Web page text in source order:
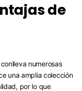
de
numerosas
una amplia colección
por lo que